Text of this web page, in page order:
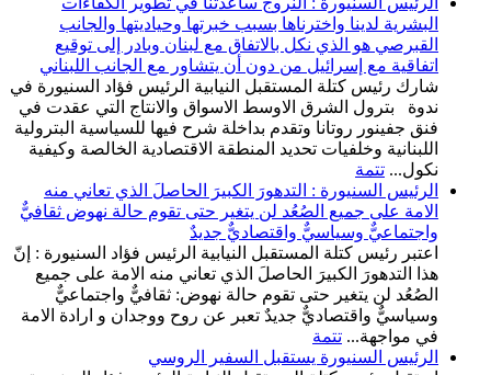
البشرية لدينا واخترناها بسبب خبرتها وحياديتها والجانب
القبرصي هو الذي نكل بالاتفاق مع لبنان وبادر إلى توقيع
اتفاقية مع إسرائيل من دون أن يتشاور مع الجانب اللبناني
شارك رئيس كتلة المستقبل النيابية الرئيس فؤاد السنيورة في
ندوة بترول الشرق الاوسط الاسواق والانتاج التي عقدت في
فنق جفينور روتانا وتقدم بداخلة شرح فيها للسياسية البترولية
اللبنانية وخلفيات تحديد المنطقة الاقتصادية الخالصة وكيفية
نكول... تتمة
الرئيس السنيورة : التدهورَ الكبيرَ الحاصلَ الذي تعاني منه
الامة على جميع الصُعُد لن يتغير حتى تقوم حالة نهوض ثقافيٌّ
واجتماعيٌّ وسياسيٌّ واقتصاديٌّ جديدٌ
اعتبر رئيس كتلة المستقبل النيابية الرئيس فؤاد السنيورة : إنّ
هذا التدهورَ الكبيرَ الحاصلَ الذي تعاني منه الامة على جميع
الصُعُد لن يتغير حتى تقوم حالة نهوض: ثقافيٌّ واجتماعيٌّ
وسياسيٌّ واقتصاديٌّ جديدٌ تعبر عن روح ووجدان و ارادة الامة
في مواجهة... تتمة
الرئيس السنيورة يستقبل السفير الروسي